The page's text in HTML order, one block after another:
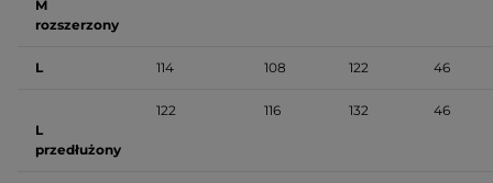
M
rozszerzony
L 114 108 122 46
L
przedłużony
122 116 132 46